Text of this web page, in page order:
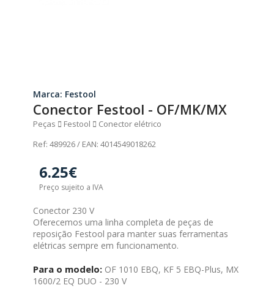
Marca: Festool
Conector Festool - OF/MK/MX
Peças Festool
Conector elétrico
Ref: 489926 / EAN: 4014549018262
6.25€
Preço sujeito a IVA
Conector 230 V
Oferecemos uma linha completa de peças de
reposição Festool para manter suas ferramentas
elétricas sempre em funcionamento.
Para o modelo: OF 1010 EBQ, KF 5 EBQ-Plus, MX
1600/2 EQ DUO - 230 V